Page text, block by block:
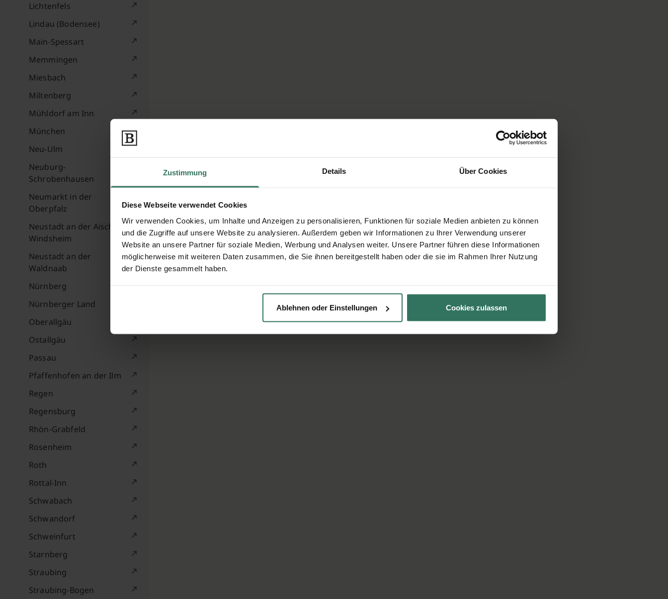
Zustimmung Details Über Cookies
Diese Webseite verwendet Cookies
Wir verwenden Cookies, um Inhalte und Anzeigen zu personalisieren, Funktionen für soziale Medien anbieten zu können
und die Zugriffe auf unsere Website zu analysieren. Außerdem geben wir Informationen zu Ihrer Verwendung unserer
Website an unsere Partner für soziale Medien, Werbung und Analysen weiter. Unsere Partner führen diese Informationen
möglicherweise mit weiteren Daten zusammen, die Sie ihnen bereitgestellt haben oder die sie im Rahmen Ihrer Nutzung
der Dienste gesammelt haben.
Ablehnen oder Einstellungen Cookies zulassen
Lichtenfels
Lindau (Bodensee)
Main-Spessart
Memmingen
Miesbach
Miltenberg
Mühldorf am Inn
München
Neu-Ulm
Neuburg-
Schrobenhausen
Neumarkt in der
Oberpfalz
Neustadt an der Aisch-Bad
Windsheim
Neustadt an der
Waldnaab
Nürnberg
Nürnberger Land
Oberallgäu
Ostallgäu
Passau
Pfaffenhofen an der Ilm
Regen
Regensburg
Rhön-Grabfeld
Rosenheim
Roth
Rottal-Inn
Schwabach
Schwandorf
Schweinfurt
Starnberg
Straubing
Straubing-Bogen